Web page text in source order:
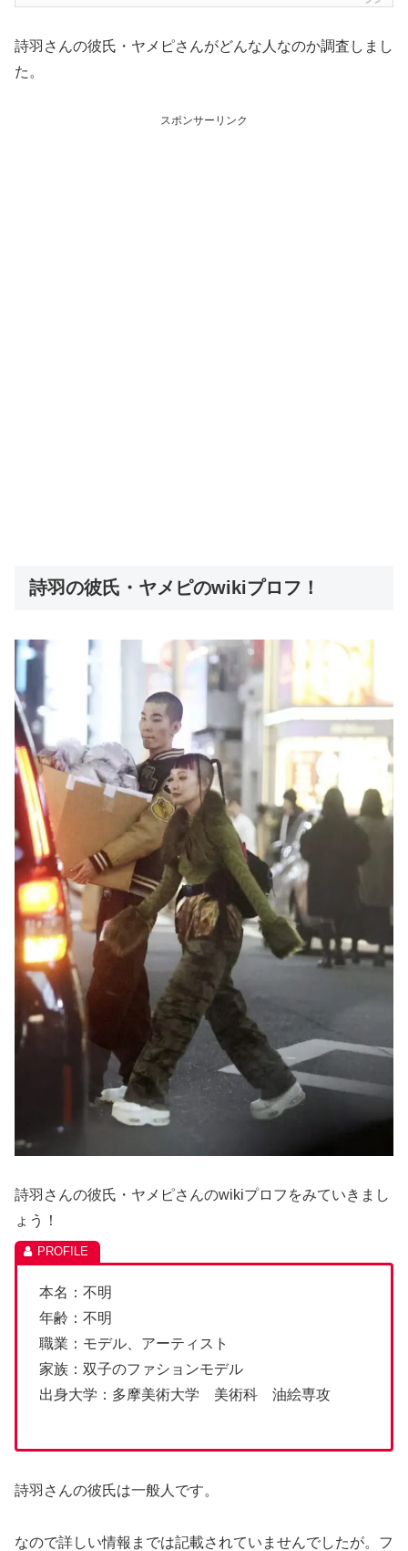
詩羽さんの彼氏・ヤメピさんがどんな人なのか調査しまし
た。
スポンサーリンク
詩羽の彼氏・ヤメピのwikiプロフ！
詩羽さんの彼氏・ヤメピさんのwikiプロフをみていきまし
ょう！
本名：不明
年齢：不明
職業：モデル、アーティスト
家族：双子のファションモデル
出身大学：多摩美術大学 美術科 油絵専攻
詩羽さんの彼氏は一般人です。
なので詳しい情報までは記載されていませんでしたが。フ